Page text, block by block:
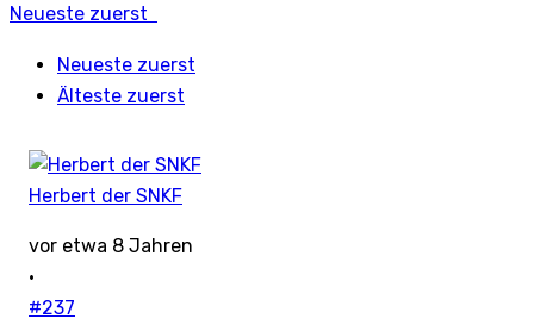
Neueste zuerst
Neueste zuerst
Älteste zuerst
Herbert der SNKF
vor etwa 8 Jahren
·
#237